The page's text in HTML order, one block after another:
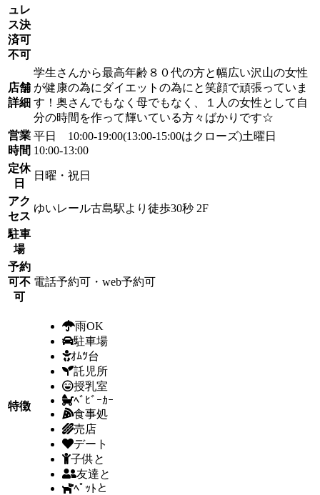
ュレ
ス決
済可
不可
店舗
詳細
学生さんから最高年齢８０代の方と幅広い沢山の女性
が健康の為にダイエットの為にと笑顔で頑張っていま
す！奥さんでもなく母でもなく、１人の女性として自
分の時間を作って輝いている方々ばかりです☆
営業
時間
平日 10:00-19:00(13:00-15:00はクローズ)土曜日
10:00-13:00
定休
日
日曜・祝日
アク
セス
ゆいレール古島駅より徒歩30秒 2F
駐車
場
予約
可不
可
電話予約可・web予約可
特徴
雨OK
駐車場
ｵﾑﾂ台
託児所
授乳室
ﾍﾞﾋﾞｰｶｰ
食事処
売店
デート
子供と
友達と
ﾍﾟｯﾄと